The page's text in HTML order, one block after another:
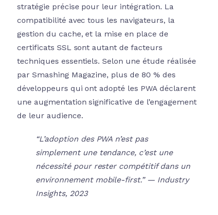
stratégie précise pour leur intégration. La
compatibilité avec tous les navigateurs, la
gestion du cache, et la mise en place de
certificats SSL sont autant de facteurs
techniques essentiels. Selon une étude réalisée
par Smashing Magazine, plus de 80 % des
développeurs qui ont adopté les PWA déclarent
une augmentation significative de l’engagement
de leur audience.
“L’adoption des PWA n’est pas
simplement une tendance, c’est une
nécessité pour rester compétitif dans un
environnement mobile-first.” — Industry
Insights, 2023